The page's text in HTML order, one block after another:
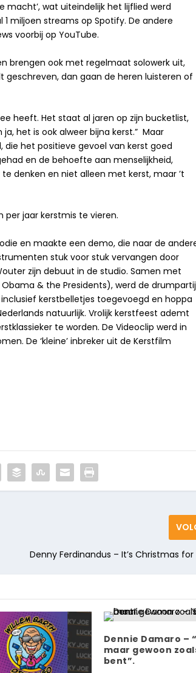
macht’, wat uiteindelijk het lijflied werd
miljoen streams op Spotify. De andere
voorbij op YouTube.
brengen ook met regelmaat solowerk uit,
geschreven, dan gaan de heren luisteren of
heeft. Het staat al jaren op zijn bucketlist,
het is ook alweer bijna kerst.” Maar
die het positieve gevoel van kerst goed
en de behoefte aan menselijkheid,
denken en niet alleen met kerst, maar ’t
per jaar kerstmis te vieren.
en maakte een demo, die naar de
stuk voor stuk vervangen door
zijn debuut in de studio. Samen met
& the Presidents), werd de drumpartij
kerstbelletjes toegevoegd en hoppa
natuurlijk. Vrolijk kerstfeest ademt
te worden. De Videoclip werd in
De ‘kleine’ inbreker uit de Kerstfilm
Denny Ferdinandus – It’s Christmas
Dennie Damaro –
maar gewoon
bent”.